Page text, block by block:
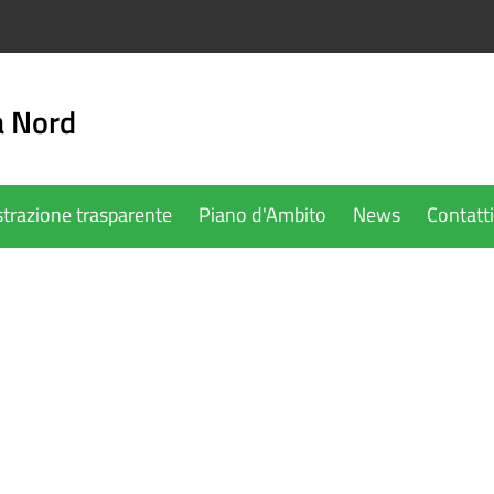
Nord
trasparente Piano d'Ambito News Contatti